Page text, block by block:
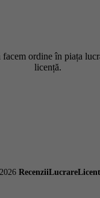
facem ordine în piața
licență.